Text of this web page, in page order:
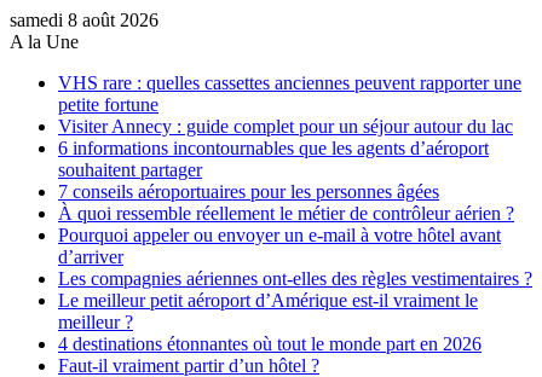
samedi 8 août 2026
A la Une
VHS rare : quelles cassettes anciennes peuvent rapporter une
petite fortune
Visiter Annecy : guide complet pour un séjour autour du lac
6 informations incontournables que les agents d’aéroport
souhaitent partager
7 conseils aéroportuaires pour les personnes âgées
À quoi ressemble réellement le métier de contrôleur aérien ?
Pourquoi appeler ou envoyer un e-mail à votre hôtel avant
d’arriver
Les compagnies aériennes ont-elles des règles vestimentaires ?
Le meilleur petit aéroport d’Amérique est-il vraiment le
meilleur ?
4 destinations étonnantes où tout le monde part en 2026
Faut-il vraiment partir d’un hôtel ?